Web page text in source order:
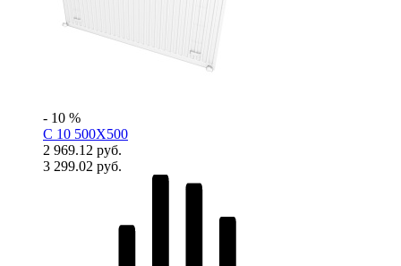
- 10 %
C 10 500X500
2 969.12 руб.
3 299.02 руб.